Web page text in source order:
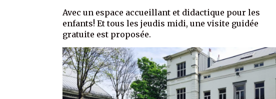
Avec un espace accueillant et didactique pour les
enfants! Et tous les jeudis midi, une visite guidée
gratuite est proposée.